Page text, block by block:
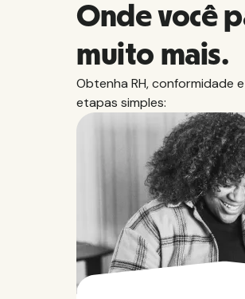
Onde você
muito mais.
Obtenha RH, conformidade
etapas simples: